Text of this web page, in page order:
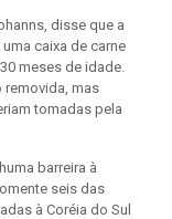
disse que a
caixa de carne
meses de idade.
removida, mas
tomadas pela
barreira à
seis das
à Coréia do Sul